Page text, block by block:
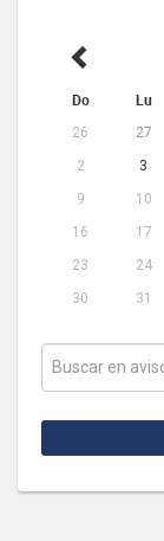
Do Lu
26 27
2
3
9
10
16
17
23
24
30
31